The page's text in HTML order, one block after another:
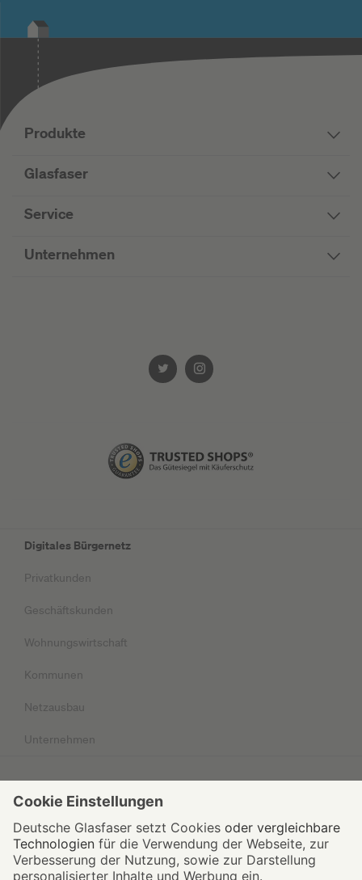
Produkte
Glasfaser
Service
Unternehmen
Digitales Bürgernetz
Privatkunden
Geschäftskunden
Wohnungswirtschaft
Kommunen
Netzausbau
Unternehmen
Impressum
Datenschutz
AGB
© 2026 Deutsche Glasfaser Unternehmensgruppe